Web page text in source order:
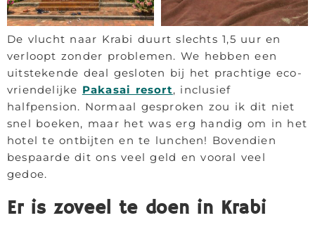
De vlucht naar Krabi duurt slechts 1,5 uur en
verloopt zonder problemen. We hebben een
uitstekende deal gesloten bij het prachtige eco-
vriendelijke Pakasai resort, inclusief
halfpension. Normaal gesproken zou ik dit niet
snel boeken, maar het was erg handig om in het
hotel te ontbijten en te lunchen! Bovendien
bespaarde dit ons veel geld en vooral veel
gedoe.
Er is zoveel te doen in Krabi